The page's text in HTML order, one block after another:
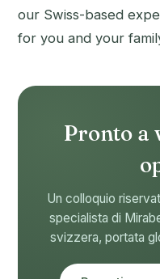
our Swiss-based
for you and your
Pronto a
Un colloquio
specialista di
svizzera, portata